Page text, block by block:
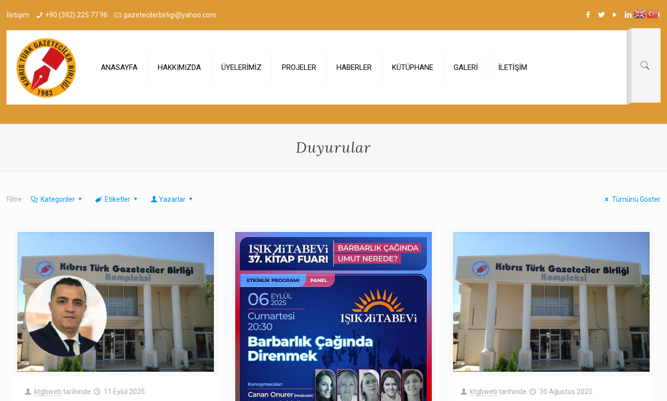
İletişim +90 (392) 225 77 96 gazetecilerbirligi@yahoo.com
ANASAYFA HAKKIMIZDA ÜYELERİMİZ PROJELER HABERLER KÜTÜPHANE GALERİ İLETİŞİM
Duyurular
Filtre Kategoriler Etiketler Yazarlar Tümünü Göster
ktgbweb tarihinde 11 Eylül 2025 ktgbweb tarihinde 30 Ağustos 2025